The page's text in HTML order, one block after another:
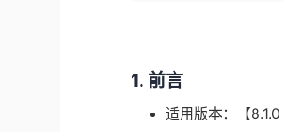
1. 前言
适用版本：【8.1.0